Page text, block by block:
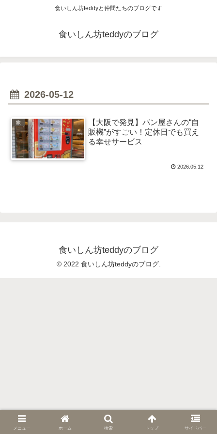
食いしん坊teddyと仲間たちのブログです
食いしん坊teddyのブログ
2026-05-12
旅
【大阪で発見】パン屋さんの“自
販機”がすごい！定休日でも買え
る幸せサービス
2026.05.12
食いしん坊teddyのブログ
© 2022 食いしん坊teddyのブログ.
メニュー ホーム 検索 トップ サイドバー